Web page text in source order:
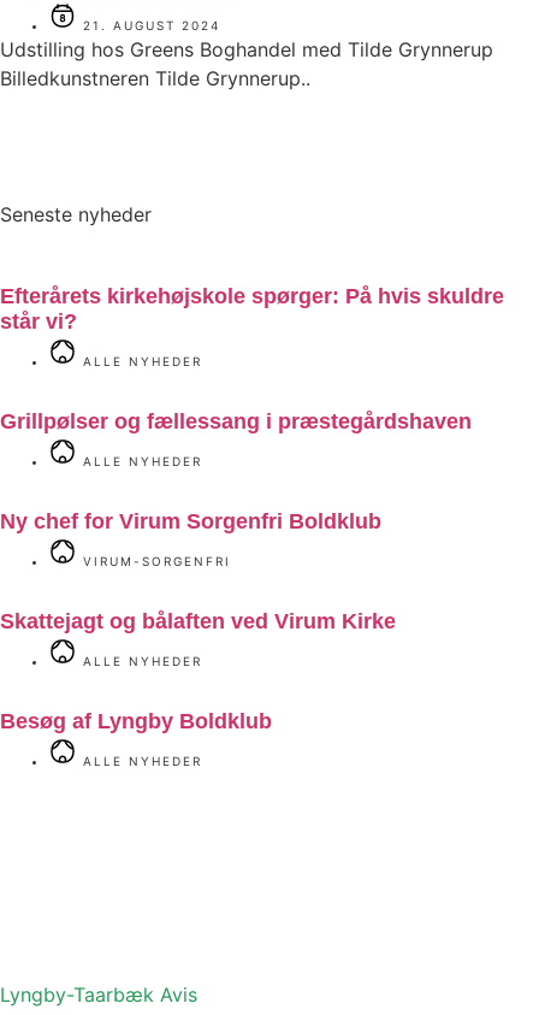
21. AUGUST 2024
Udstilling hos Greens Boghandel med Tilde Grynnerup
Billedkunstneren Tilde Grynnerup..
Seneste nyheder
Efterårets kirkehøjskole spørger: På hvis skuldre
står vi?
ALLE NYHEDER
Grillpølser og fællessang i præstegårdshaven
ALLE NYHEDER
Ny chef for Virum Sorgenfri Boldklub
VIRUM-SORGENFRI
Skattejagt og bålaften ved Virum Kirke
ALLE NYHEDER
Besøg af Lyngby Boldklub
ALLE NYHEDER
Lyngby-Taarbæk Avis